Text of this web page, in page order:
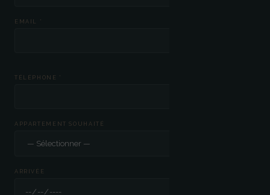
EMAIL *
TÉLÉPHONE *
APPARTEMENT SOUHAITÉ
ARRIVÉE